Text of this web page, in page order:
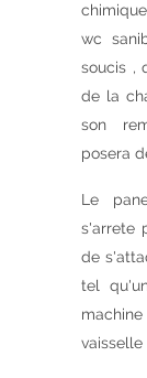
wc
soucis ,
de la
son
posera
Le
s'arrete
de
tel
vaisselle